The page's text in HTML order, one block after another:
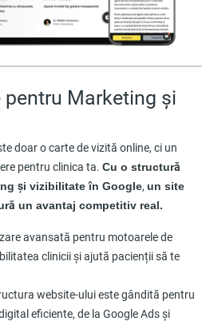
Marketing și
doar o carte de vizită online, ci un
pentru clinica ta. Cu o structură
și vizibilitate în Google, un site
un avantaj competitiv real.
avansată pentru motoarele de
clinicii și ajută pacienții să te
website-ului este gândită pentru
eficiente, de la Google Ads și